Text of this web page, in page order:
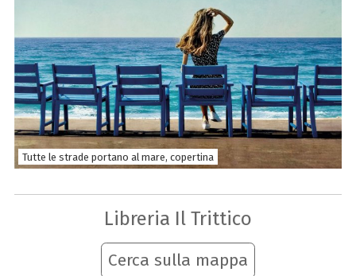
Tutte le strade portano al mare, copertina
Libreria Il Trittico
Cerca sulla mappa